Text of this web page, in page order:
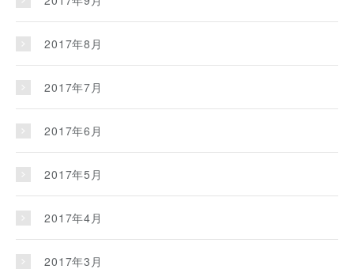
2017年8月
2017年7月
2017年6月
2017年5月
2017年4月
2017年3月